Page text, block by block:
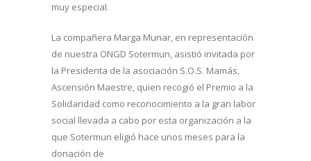
muy especial.
La compañera Marga Munar, en representación
de nuestra ONGD Sotermun, asistió invitada por
la Presidenta de la asociación S.O.S. Mamás,
Ascensión Maestre, quien recogió el Premio a la
Solidaridad como reconocimiento a la gran labor
social llevada a cabo por esta organización a la
que Sotermun eligió hace unos meses para la
donación de